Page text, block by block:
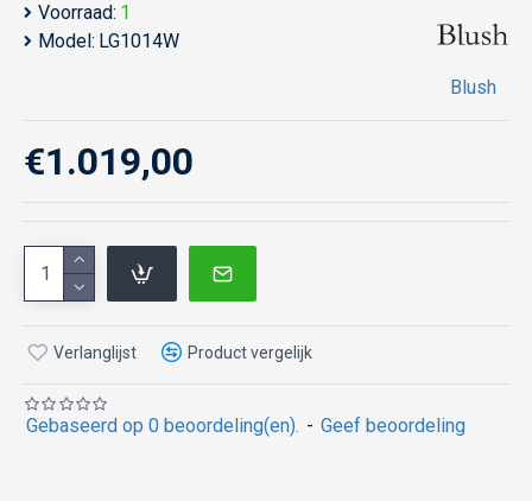
Voorraad: 1
Model: LG1014W
Blush
Gebaseerd op 0 beoordeling(en). - Geef beoordeling
€1.019,00
Verlanglijst Product vergelijk